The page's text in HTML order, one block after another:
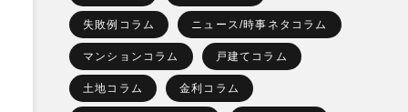
失敗例コラム ニュース/時事ネタコラム
マンションコラム 戸建てコラム
土地コラム 金利コラム